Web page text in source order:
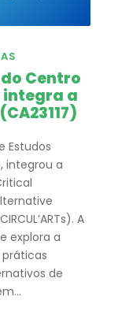
Centro
integra a
Estudos
integrou a
A
explora a
de